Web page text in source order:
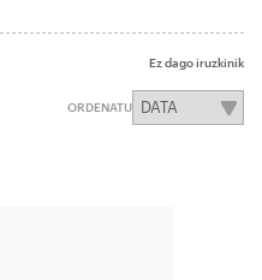
Ez dago iruzkinik
ORDENATU